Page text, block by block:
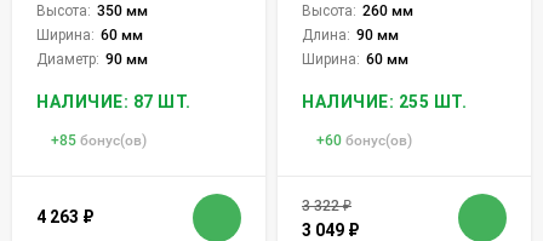
Высота: 350 мм
Ширина: 60 мм
Диаметр: 90 мм
НАЛИЧИЕ: 87 ШТ.
+85 бонус(ов)
4 263 ₽
Высота: 260 мм
Длина: 90 мм
Ширина: 60 мм
НАЛИЧИЕ: 255 ШТ.
+60 бонус(ов)
3 322₽
3 049 ₽